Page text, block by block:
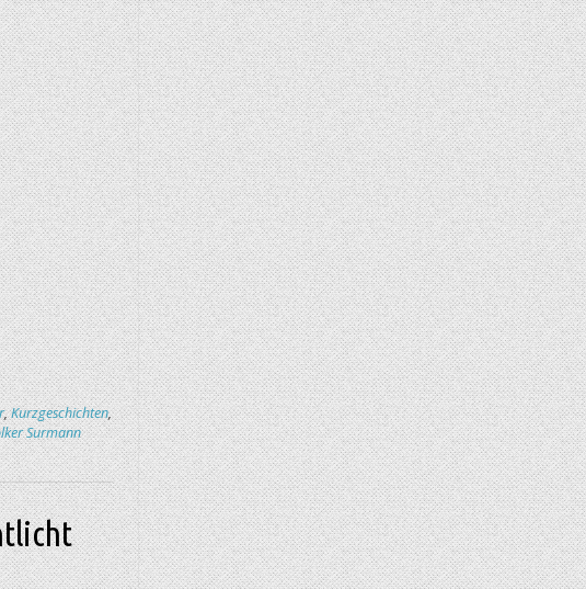
,Kurzgeschichten,
Surmann